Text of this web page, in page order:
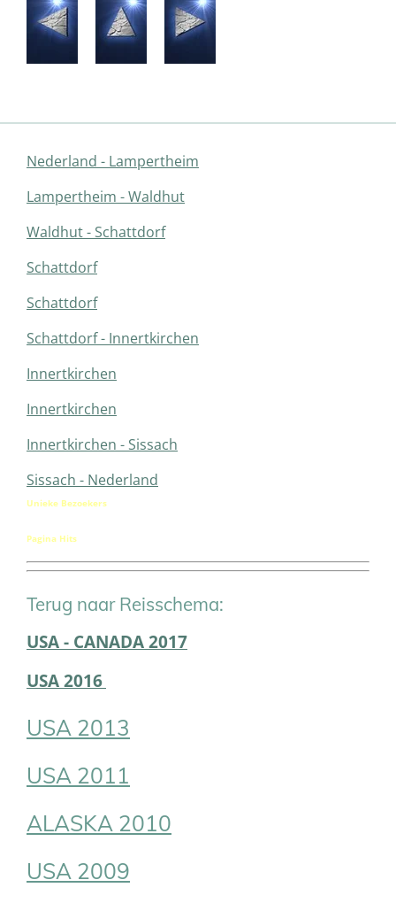
Nederland - Lampertheim
Lampertheim - Waldhut
Waldhut - Schattdorf
Schattdorf
Schattdorf
Schattdorf - Innertkirchen
Innertkirchen
Innertkirchen
Innertkirchen - Sissach
Sissach - Nederland
Unieke Bezoekers
Pagina Hits
Terug naar Reisschema:
USA - CANADA 2017
USA 2016
USA 2013
USA 2011
ALASKA 2010
USA 2009